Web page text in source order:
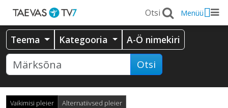
Menüü
Teema Kategooria A-Ö nimekiri
Otsi
Vaikimisi pleier Alternatiivsed pleier